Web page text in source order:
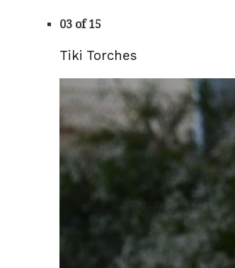
03 of 15
Tiki Torches